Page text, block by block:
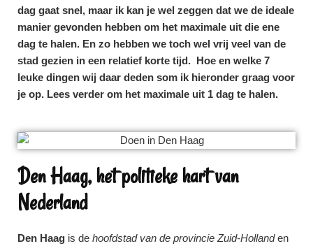
dag gaat snel, maar ik kan je wel zeggen dat we de ideale
manier gevonden hebben om het maximale uit die ene
dag te halen. En zo hebben we toch wel vrij veel van de
stad gezien in een relatief korte tijd. Hoe en welke 7
leuke dingen wij daar deden som ik hieronder graag voor
je op. Lees verder om het maximale uit 1 dag te halen.
Den Haag, het politieke hart van
Nederland
Den Haag is de hoofdstad van de provincie Zuid-Hollanden